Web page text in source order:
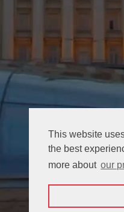
This website
the best
more about our